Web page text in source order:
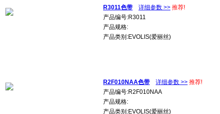
R3011色带 详细参数 >> 推荐!
产品编号:R3011
产品规格:
产品类别:EVOLIS(爱丽丝)
R2F010NAA色带 详细参数 >> 推荐!
产品编号:R2F010NAA
产品规格:
产品类别:EVOLIS(爱丽丝)